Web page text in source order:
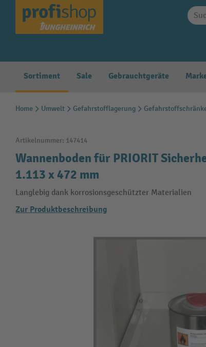
Zur Hauptnavigation springen
Sortiment Sale Gebrauchtgeräte
Home Umwelt Gefahrstofflagerung
Artikelnummer: 147414
Wannenboden für PRIORIT
1.113 x 472 mm
Langlebig dank korrosionsgeschützter Materialien
Zur Produktbeschreibung